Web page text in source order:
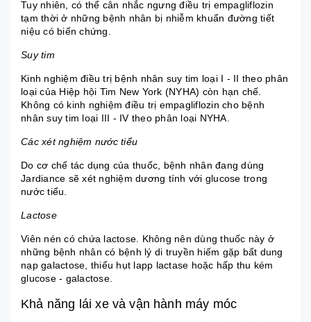
Tuy nhiên, có thể cân nhắc ngưng điều trị empagliflozin
tạm thời ở những bệnh nhân bị nhiễm khuẩn đường tiết
niệu có biến chứng.
Suy tim
Kinh nghiệm điều trị bệnh nhân suy tim loại I - II theo phân
loại của Hiệp hội Tim New York (NYHA) còn hạn chế.
Không có kinh nghiệm điều trị empagliflozin cho bệnh
nhân suy tim loại III - IV theo phân loại NYHA.
Các xét nghiệm nước tiểu
Do cơ chế tác dụng của thuốc, bệnh nhân đang dùng
Jardiance sẽ xét nghiệm dương tính với glucose trong
nước tiểu.
Lactose
Viên nén có chứa lactose. Không nên dùng thuốc này ở
những bệnh nhân có bệnh lý di truyền hiếm gặp bất dung
nạp galactose, thiếu hụt lapp lactase hoặc hấp thu kém
glucose - galactose.
Khả năng lái xe và vận hành máy móc